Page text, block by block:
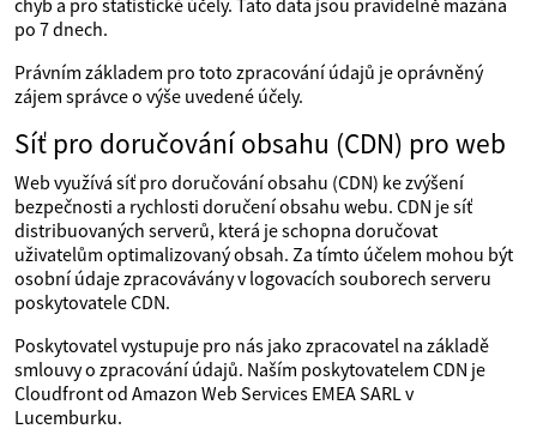
chyb a pro statistické účely. Tato data jsou pravidelně mazána
po 7 dnech.
Právním základem pro toto zpracování údajů je oprávněný
zájem správce o výše uvedené účely.
Síť pro doručování obsahu (CDN) pro web
Web využívá síť pro doručování obsahu (CDN) ke zvýšení
bezpečnosti a rychlosti doručení obsahu webu. CDN je síť
distribuovaných serverů, která je schopna doručovat
uživatelům optimalizovaný obsah. Za tímto účelem mohou být
osobní údaje zpracovávány v logovacích souborech serveru
poskytovatele CDN.
Poskytovatel vystupuje pro nás jako zpracovatel na základě
smlouvy o zpracování údajů. Naším poskytovatelem CDN je
Cloudfront od Amazon Web Services EMEA SARL v
Lucemburku.